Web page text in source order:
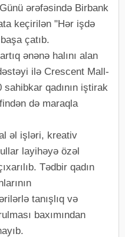
ərəfəsində Birbank
keçirilən "Hər işdə
çatıb.
ənənə halını alan
ilə Crescent Mall-
qadının iştirak
də maraqla
əl işləri, kreativ
layihəyə özəl
Tədbir qadın
tanışlıq və
baxımından